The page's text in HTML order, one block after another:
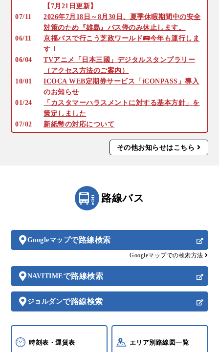
【7月21日更新】
07/11
2026年7月18日～8月30日、夏季休暇期間中の安全
対策のため『雄島』バス停のみ休止します。
06/11
京福バスで行こう芝政ワールド🚌今年も運行しま
す！
06/04
TVアニメ「日本三國」デジタルスタンプラリー
（アクセス方法のご案内）
10/01
ICOCA WEB定期券サービス「iCONPASS」導入
のお知らせ
01/24
「カスタマーハラスメントに対する基本方針」を
策定しました
07/02
新紙幣の対応について
その他お知らせはこちら
路線バス
Googleマップで路線検索
Googleマップでの検索方法
NAVITIMEで路線検索
ジョルダンで路線検索
時刻表・運賃表 エリア別路線図一覧